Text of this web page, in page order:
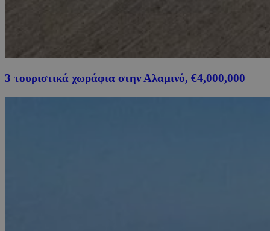
3 τουριστικά χωράφια στην Αλαμινό, €4,000,000